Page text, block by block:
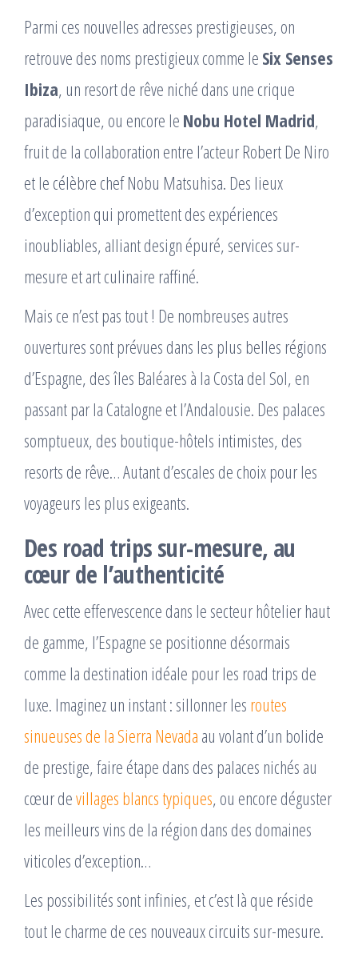
Parmi ces nouvelles adresses prestigieuses, on
retrouve des noms prestigieux comme le Six Senses
Ibiza, un resort de rêve niché dans une crique
paradisiaque, ou encore le Nobu Hotel Madrid,
fruit de la collaboration entre l’acteur Robert De Niro
et le célèbre chef Nobu Matsuhisa. Des lieux
d’exception qui promettent des expériences
inoubliables, alliant design épuré, services sur-
mesure et art culinaire raffiné.
Mais ce n’est pas tout ! De nombreuses autres
ouvertures sont prévues dans les plus belles régions
d’Espagne, des îles Baléares à la Costa del Sol, en
passant par la Catalogne et l’Andalousie. Des palaces
somptueux, des boutique-hôtels intimistes, des
resorts de rêve… Autant d’escales de choix pour les
voyageurs les plus exigeants.
Des road trips sur-mesure, au
cœur de l’authenticité
Avec cette effervescence dans le secteur hôtelier haut
de gamme, l’Espagne se positionne désormais
comme la destination idéale pour les road trips de
luxe. Imaginez un instant : sillonner les routes
sinueuses de la Sierra Nevada au volant d’un bolide
de prestige, faire étape dans des palaces nichés au
cœur devillages blancs typiques, ou encore déguster
les meilleurs vins de la région dans des domaines
viticoles d’exception…
Les possibilités sont infinies, et c’est là que réside
tout le charme de ces nouveaux circuits sur-mesure.